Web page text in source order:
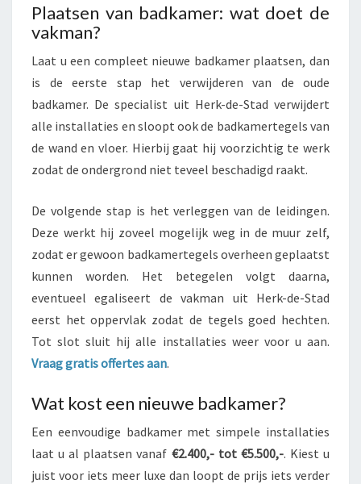
Plaatsen van badkamer: wat doet de
vakman?
Laat u een compleet nieuwe badkamer plaatsen, dan
is de eerste stap het verwijderen van de oude
badkamer. De specialist uit Herk-de-Stad verwijdert
alle installaties en sloopt ook de badkamertegels van
de wand en vloer. Hierbij gaat hij voorzichtig te werk
zodat de ondergrond niet teveel beschadigd raakt.
De volgende stap is het verleggen van de leidingen.
Deze werkt hij zoveel mogelijk weg in de muur zelf,
zodat er gewoon badkamertegels overheen geplaatst
kunnen worden. Het betegelen volgt daarna,
eventueel egaliseert de vakman uit Herk-de-Stad
eerst het oppervlak zodat de tegels goed hechten.
Tot slot sluit hij alle installaties weer voor u aan.
Vraag gratis offertes aan.
Wat kost een nieuwe badkamer?
Een eenvoudige badkamer met simpele installaties
laat u al plaatsen vanaf €2.400,- tot €5.500,-. Kiest u
juist voor iets meer luxe dan loopt de prijs iets verder